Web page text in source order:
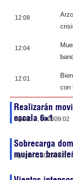
12:08
12:04
12:01
con
Realizarán
escala 6×1
agosto 7, 202609:02
Sobrecarga
mujeres
agosto 7, 202608:57